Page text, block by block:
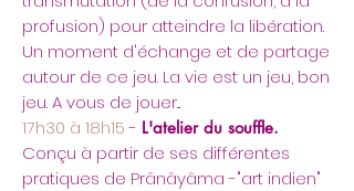
profusion) pour atteindre la libération.
Un moment d'échange et de partage
autour de ce jeu. La vie est un jeu, bon
jeu. A vous de jouer...
17h30 à 18h15- L'atelier du souffle.
Conçu à partir de ses différentes
pratiques de Prânâyâma -"art indien"